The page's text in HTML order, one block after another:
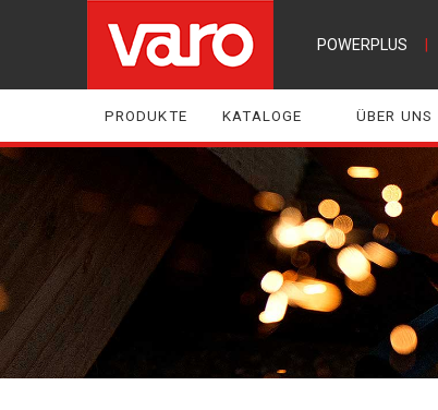
POWERPLUS
PRODUKTE KATALOGE ÜBER UNS